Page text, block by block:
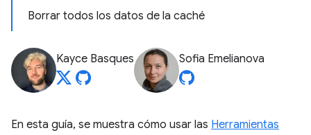
Borrar todos los datos de la caché
Kayce Basques Sofia Emelianova
En esta guía, se muestra cómo usar las Herramientas